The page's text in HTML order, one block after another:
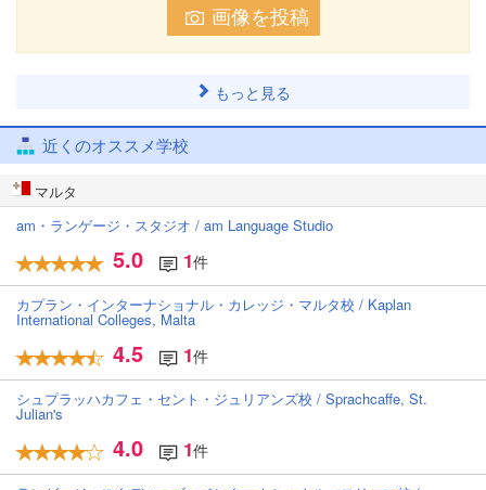
画像を投稿
もっと見る
近くのオススメ学校
マルタ
am・ランゲージ・スタジオ / am Language Studio
5.0 1件
カプラン・インターナショナル・カレッジ・マルタ校 / Kaplan
International Colleges, Malta
4.5 1件
シュプラッハカフェ・セント・ジュリアンズ校 / Sprachcaffe, St.
Julian's
4.0 1件